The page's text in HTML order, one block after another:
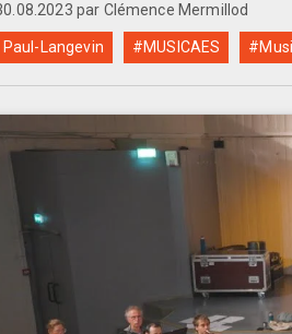
par Clémence Mermillod
Langevin #MUSICAES